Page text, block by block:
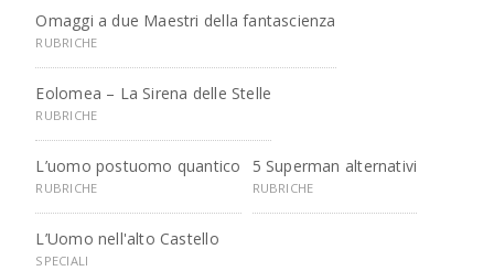
Omaggi a due Maestri della fantascienza
RUBRICHE
Eolomea – La Sirena delle Stelle
RUBRICHE
L’uomo postuomo quantico
RUBRICHE
5 Superman alternativi
RUBRICHE
L’Uomo nell'alto Castello
SPECIALI